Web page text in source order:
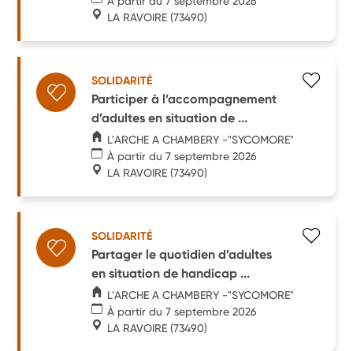
LA RAVOIRE (73490)
SOLIDARITÉ
Participer à l’accompagnement
d’adultes en situation de ...
L'ARCHE A CHAMBERY -"SYCOMORE"
À partir du 7 septembre 2026
LA RAVOIRE (73490)
SOLIDARITÉ
Partager le quotidien d’adultes
en situation de handicap ...
L'ARCHE A CHAMBERY -"SYCOMORE"
À partir du 7 septembre 2026
LA RAVOIRE (73490)